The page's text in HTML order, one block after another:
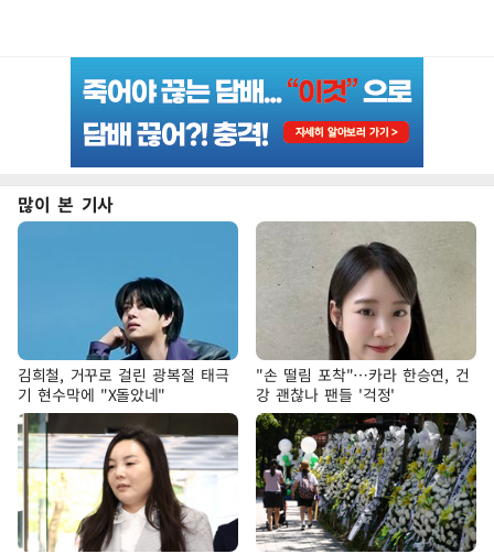
많이 본 기사
김희철, 거꾸로 걸린 광복절 태극
기 현수막에 "X돌았네"
"손 떨림 포착"…카라 한승연, 건
강 괜찮나 팬들 '걱정'